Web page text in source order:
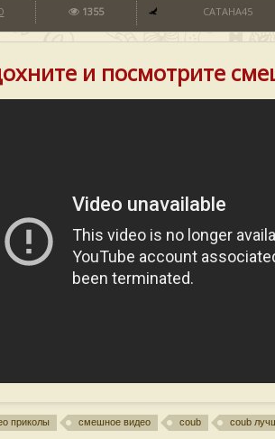
1355 CATAHA45
и посмотрите
приколы смешное видео coub coub